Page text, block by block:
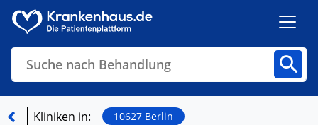
Suche nach Behandlung
Kliniken in: 10627 Berlin